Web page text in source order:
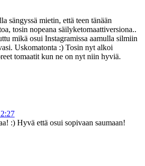
sängyssä mietin, että teen tänään
tosin nopeana säilyketomaattiversiona..
mikä osui Instagramissa aamulla silmiin
Uskomatonta :) Tosin nyt alkoi
tomaatit kun ne on nyt niin hyviä.
:) Hyvä että osui sopivaan saumaan!